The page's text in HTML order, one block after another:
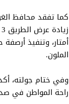
كما تفقد محافظ
أمتار، وتنفيذ
الملون.
وفي ختام جولته،
راحة المواطن في